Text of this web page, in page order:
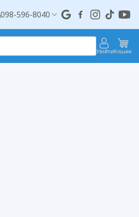
098-596-8040
УвійтиКошик